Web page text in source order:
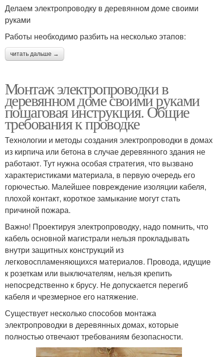
Делаем электропроводку в деревянном доме своими
руками
Работы необходимо разбить на несколько этапов:
читать дальше →
Монтаж электропроводки в
деревянном доме своими руками
пошаговая инструкция. Общие
требования к проводке
Технологии и методы создания электропроводки в домах
из кирпича или бетона в случае деревянного здания не
работают. Тут нужна особая стратегия, что вызвано
характеристиками материала, в первую очередь его
горючестью. Малейшее повреждение изоляции кабеля,
плохой контакт, короткое замыкание могут стать
причиной пожара.
Важно! Проектируя электропроводку, надо помнить, что
кабель основной магистрали нельзя прокладывать
внутри защитных конструкций из
легковоспламеняющихся материалов. Провода, идущие
к розеткам или выключателям, нельзя крепить
непосредственно к брусу. Не допускается перегиб
кабеля и чрезмерное его натяжение.
Существует несколько способов монтажа
электропроводки в деревянных домах, которые
полностью отвечают требованиям безопасности.